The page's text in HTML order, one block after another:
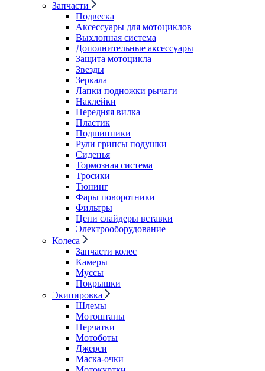
Запчасти
Подвеска
Аксессуары для мотоциклов
Выхлопная система
Дополнительные аксессуары
Защита мотоцикла
Звезды
Зеркала
Лапки подножки рычаги
Наклейки
Передняя вилка
Пластик
Подшипники
Рули грипсы подушки
Сиденья
Тормозная система
Тросики
Тюнинг
Фары поворотники
Фильтры
Цепи слайдеры вставки
Электрооборудование
Колеса
Запчасти колес
Камеры
Муссы
Покрышки
Экипировка
Шлемы
Мотоштаны
Перчатки
Мотоботы
Джерси
Маска-очки